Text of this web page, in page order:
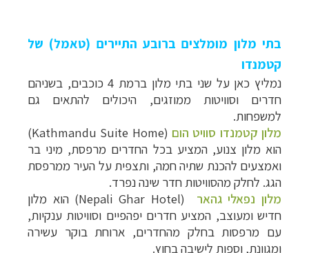
בתי מלון מומלצים ברובע התיירים (טאמל) של
קטמנדו
נמליץ כאן על שני בתי מלון ברמת 4 כוכבים, בשניהם
חדרים וסוויטות ממוזגים, היכולים להתאים גם
למשפחות.
מלון קטמנדו סוויט הום
(Kathmandu Suite Home)
הוא מלון צנוע, המציע בכל החדרים מרפסת, מיני בר
ואמצעים להכנת שתיה חמה, ותצפית על העיר ממרפסת
הגג. לחלק מהסוויטות חדר שינה נפרד.
מלון נפאלי גהאר
(Nepali Ghar Hotel) הוא מלון
חדיש ומעוצב, המציע חדרים יפהפיים וסוויטות ענקיות,
עם מרפסות בחלק מהחדרים, ארוחת בוקר עשירה
ומגוונת, וספות לישיבה בחוץ.